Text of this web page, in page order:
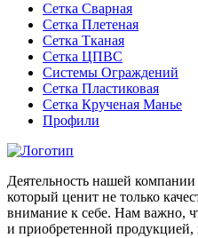
Сетка Сварная
Сетка Плетеная
Сетка Тканая
Сетка ЦПВС
Системы Ограждений
Сетка Пластиковая
Сетка Крученая Манье
Профили
Деятельность нашей
который ценит не только
внимание к себе. Нам важно,
и приобретенной продукцией,